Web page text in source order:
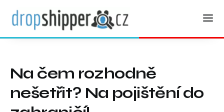
Na čem rozhodně
nešetřit? Na pojištění do